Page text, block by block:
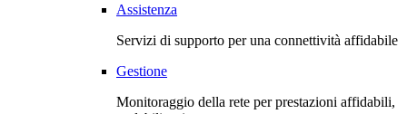
Assistenza
Servizi di supporto per una connettività affidabile
Gestione
Monitoraggio della rete per prestazioni affidabili,